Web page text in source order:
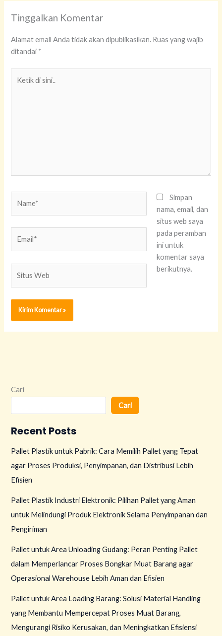
Tinggalkan Komentar
Alamat email Anda tidak akan dipublikasikan. Ruas yang wajib
ditandai *
Web
Simpan
nama, email, dan
situs web saya
pada peramban
ini untuk
komentar saya
berikutnya.
Cari
Cari
Recent Posts
Pallet Plastik untuk Pabrik: Cara Memilih Pallet yang Tepat
agar Proses Produksi, Penyimpanan, dan Distribusi Lebih
Efisien
Pallet Plastik Industri Elektronik: Pilihan Pallet yang Aman
untuk Melindungi Produk Elektronik Selama Penyimpanan dan
Pengiriman
Pallet untuk Area Unloading Gudang: Peran Penting Pallet
dalam Memperlancar Proses Bongkar Muat Barang agar
Operasional Warehouse Lebih Aman dan Efisien
Pallet untuk Area Loading Barang: Solusi Material Handling
yang Membantu Mempercepat Proses Muat Barang,
Mengurangi Risiko Kerusakan, dan Meningkatkan Efisiensi